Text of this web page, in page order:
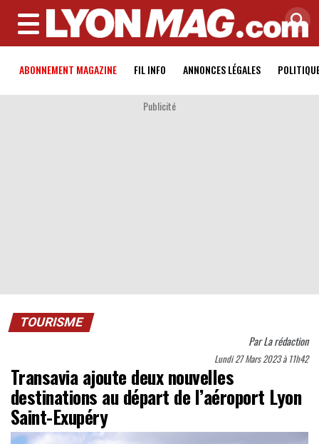
MENU
ABONNEMENT MAGAZINE FIL INFO ANNONCES LÉGALES
Publicité
TOURISME
ParLa rédaction
Lundi 27 Mars 2023 à 11h42
Transavia ajoute deux nouvelles
destinations au départ de l’aéroport Lyon
Saint-Exupéry